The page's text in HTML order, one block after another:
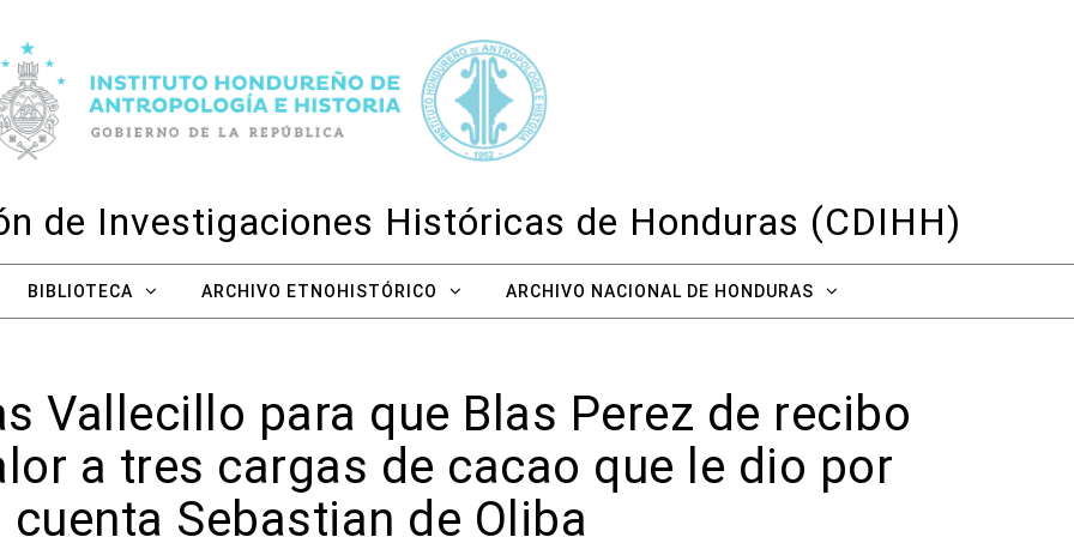
de Investigaciones Históricas de Honduras (CDIHH)
BIBLIOTECA ARCHIVO ETNOHISTÓRICO ARCHIVO NACIONAL DE HONDURAS
Vallecillo para que Blas Perez de recibo
a tres cargas de cacao que le dio por
cuenta Sebastian de Oliba